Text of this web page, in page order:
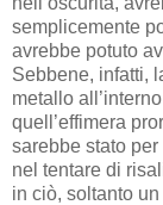
semplicemente
avrebbe potuto
Sebbene, infatti,
metallo
quell’effimera
sarebbe stato
nel tentare di
in ciò, soltanto